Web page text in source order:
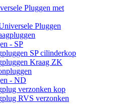
Pluggen met
Pluggen
- SP
SP cilinderkop
Kraag ZK
- ND
verzonken kop
RVS verzonken